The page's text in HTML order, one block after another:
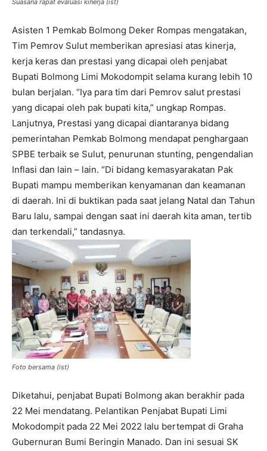
Suasana rapat evaluasi kinerja (ist)
Asisten 1 Pemkab Bolmong Deker Rompas mengatakan,
Tim Pemrov Sulut memberikan apresiasi atas kinerja,
kerja keras dan prestasi yang dicapai oleh penjabat
Bupati Bolmong Limi Mokodompit selama kurang lebih 10
bulan berjalan. “Iya para tim dari Pemrov salut prestasi
yang dicapai oleh pak bupati kita,” ungkap Rompas.
Lanjutnya, Prestasi yang dicapai diantaranya bidang
pemerintahan Pemkab Bolmong mendapat penghargaan
SPBE terbaik se Sulut, penurunan stunting, pengendalian
Inflasi dan lain – lain. “Di bidang kemasyarakatan Pak
Bupati mampu memberikan kenyamanan dan keamanan
di daerah. Ini di buktikan pada saat jelang Natal dan Tahun
Baru lalu, sampai dengan saat ini daerah kita aman, tertib
dan terkendali,” tandasnya.
Foto bersama (ist)
Diketahui, penjabat Bupati Bolmong akan berakhir pada
22 Mei mendatang. Pelantikan Penjabat Bupati Limi
Mokodompit pada 22 Mei 2022 lalu bertempat di Graha
Gubernuran Bumi Beringin Manado. Dan ini sesuai SK